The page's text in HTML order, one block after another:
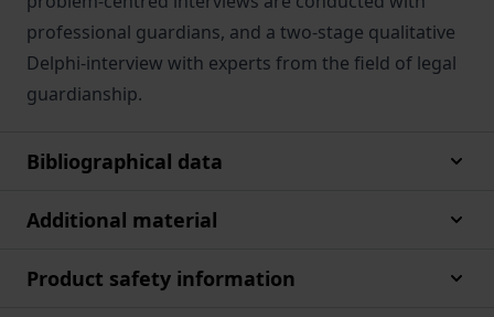
professional guardians, and a two-stage qualitative
Delphi-interview with experts from the field of legal
guardianship.
Bibliographical data
Additional material
Product safety information